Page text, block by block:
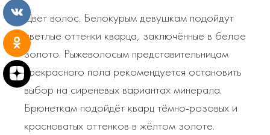
Цвет волос. Белокурым девушкам подойдут
светлые оттенки кварца, заключённые в белое
золото. Рыжеволосым представительницам
прекрасного пола рекомендуется остановить
выбор на сиреневых вариантах минерала.
Брюнеткам подойдёт кварц тёмно-розовых и
красноватых оттенков в жёлтом золоте.